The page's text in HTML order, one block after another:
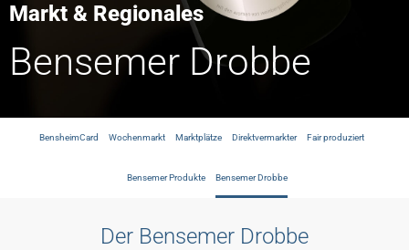
Markt & Regionales
Bensemer Drobbe
BensheimCard Wochenmarkt Marktplätze Direktvermarkter Fair produziert
Bensemer Produkte Bensemer Drobbe
Der Bensemer Drobbe